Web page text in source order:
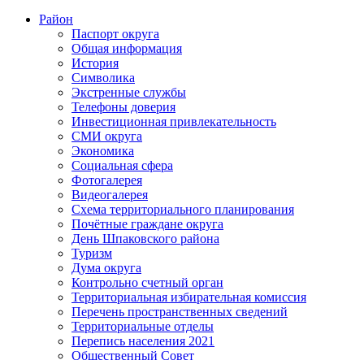
Район
Паспорт округа
Общая информация
История
Символика
Экстренные службы
Телефоны доверия
Инвестиционная привлекательность
СМИ округа
Экономика
Социальная сфера
Фотогалерея
Видеогалерея
Схема территориального планирования
Почётные граждане округа
День Шпаковского района
Туризм
Дума округа
Контрольно счетный орган
Территориальная избирательная комиссия
Перечень пространственных сведений
Территориальные отделы
Перепись населения 2021
Общественный Совет